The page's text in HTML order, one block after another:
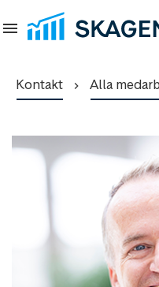
Kontakt Alla